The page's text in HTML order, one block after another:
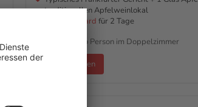
traditionellen Apfelweinlokal
Frankfurt Card für 2 Tage
pro Person im Doppelzimmer
Termin wählen